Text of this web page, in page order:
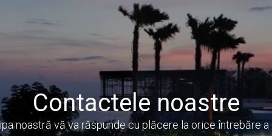
Contactele noastre
noastră vă va răspunde cu plăcere la orice întrebăre a